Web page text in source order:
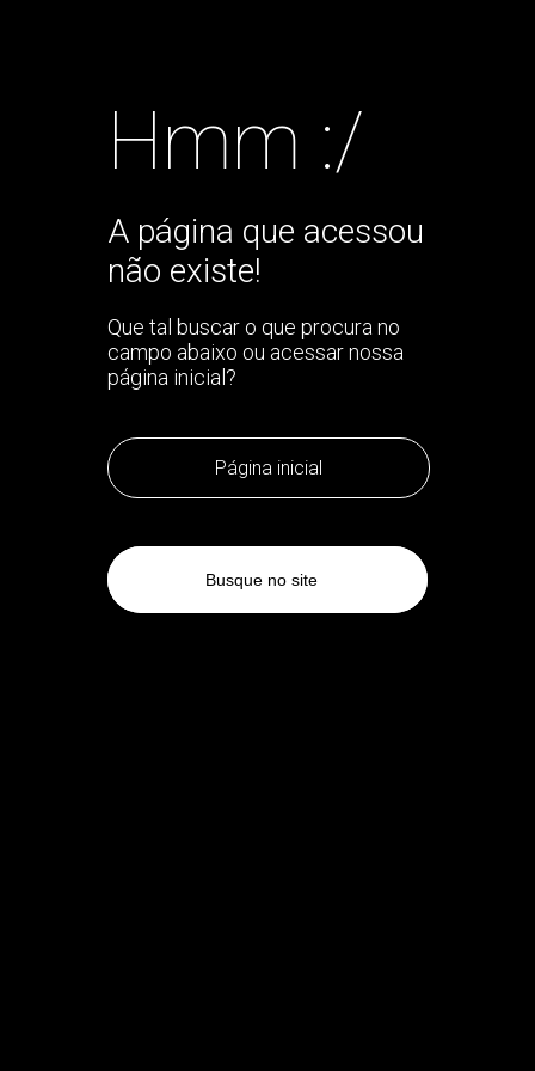
Hmm :/
A página que acessou
não existe!
Que tal buscar o que procura no
campo abaixo ou acessar nossa
página inicial?
Página inicial